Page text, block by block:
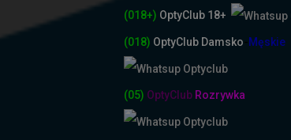
(018+) OptyClub 18+
(018) OptyClub Damsko Męskie
(05) OptyClub Rozrywka